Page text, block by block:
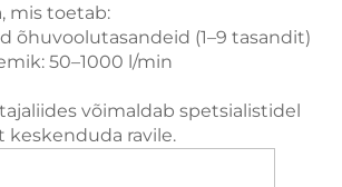
mis toetab:
õhuvoolutasandeid (1–9 tasandit)
50–1000 l/min
võimaldab spetsialistidel
keskenduda ravile.